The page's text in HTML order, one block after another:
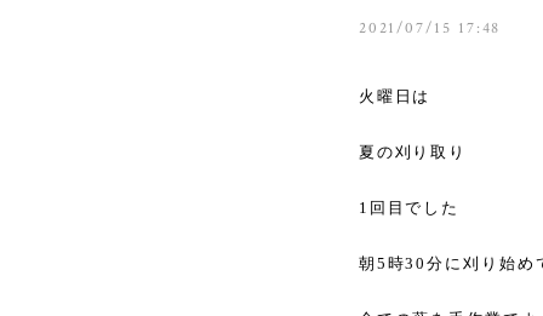
2021/07/15 17:48
火曜日は
夏の刈り取り
1回目でした
朝5時30分に刈り始め